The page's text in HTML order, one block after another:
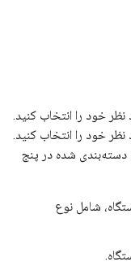
خود را انتخاب کنید.
خود را انتخاب کنید.
دسته‌بندی شده در پنج
شامل نوع